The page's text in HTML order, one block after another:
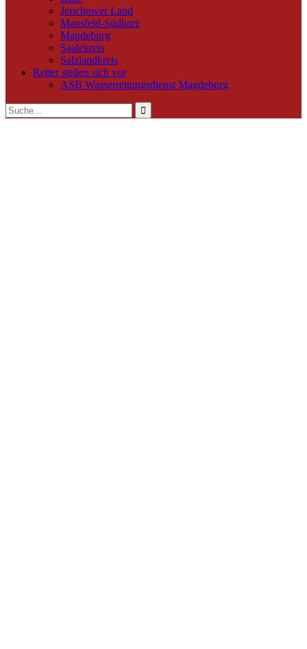
Jerichower Land
Mansfeld-Südharz
Magdeburg
Saalekreis
Salzlandkreis
Retter stellen sich vor
ASB Wasserrettungsdienst Magdeburg